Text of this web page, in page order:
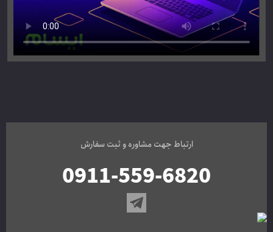
ارتباط جهت مشاوره و ثبت سفارش
0911-559-6820